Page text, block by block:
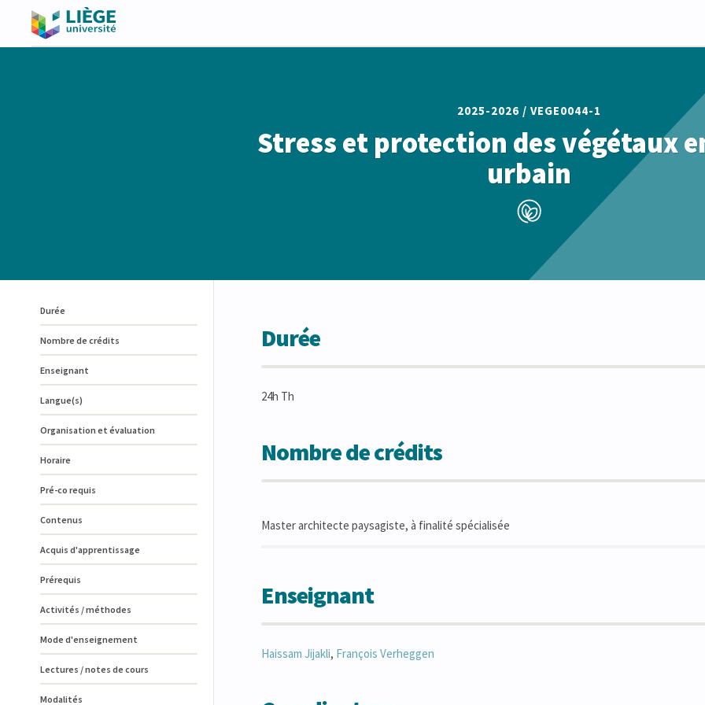
2025-2026 / VEGE0044-1
Stress et protection des végétaux
urbain
Durée
Nombre de crédits
Enseignant
Langue(s)
Organisation et évaluation
Horaire
Pré-co requis
Contenus
Acquis d'apprentissage
Prérequis
Activités / méthodes
Mode d'enseignement
Lectures / notes de cours
Modalités
Durée
24h Th
Nombre de crédits
Master architecte paysagiste, à finalité spécialisée
Enseignant
Haissam Jijakli, François Verheggen